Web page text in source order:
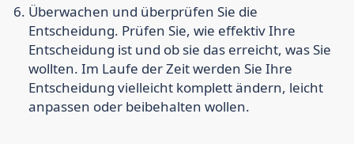
Überwachen und überprüfen Sie die
Entscheidung. Prüfen Sie, wie effektiv Ihre
Entscheidung ist und ob sie das erreicht, was Sie
wollten. Im Laufe der Zeit werden Sie Ihre
Entscheidung vielleicht komplett ändern, leicht
anpassen oder beibehalten wollen.